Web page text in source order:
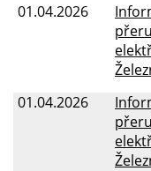
01.04.2026
01.04.2026